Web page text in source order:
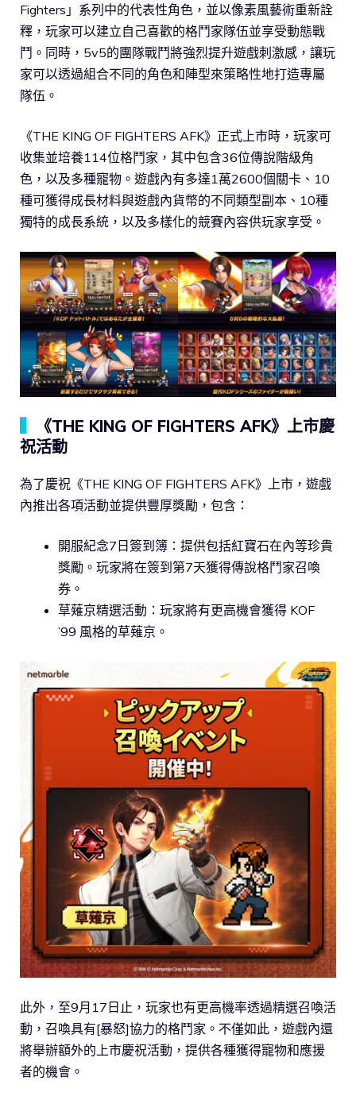
Fighters」系列中的代表性角色，並以像素風藝術重新詮
釋，玩家可以建立自己喜歡的格鬥家隊伍並享受動態戰
鬥。同時，5v5的團隊戰鬥將強烈提升遊戲刺激感，讓玩
家可以透過組合不同的角色和陣型來策略性地打造專屬
隊伍。
《THE KING OF FIGHTERS AFK》正式上市時，玩家可
收集並培養114位格鬥家，其中包含36位傳說階級角
色，以及多種寵物。遊戲內有多達1萬2600個關卡、10
種可獲得成長材料與遊戲內貨幣的不同類型副本、10種
獨特的成長系統，以及多樣化的競賽內容供玩家享受。
《THE KING OF FIGHTERS AFK》上市慶
祝活動
為了慶祝《THE KING OF FIGHTERS AFK》上市，遊戲
內推出各項活動並提供豐厚獎勵，包含：
開服紀念7日簽到簿：提供包括紅寶石在內等珍貴
獎勵。玩家將在簽到第7天獲得傳說格鬥家召喚
券。
草薙京精選活動：玩家將有更高機會獲得 KOF
’99 風格的草薙京。
此外，至9月17日止，玩家也有更高機率透過精選召喚活
動，召喚具有[暴怒]協力的格鬥家。不僅如此，遊戲內還
將舉辦額外的上市慶祝活動，提供各種獲得寵物和應援
者的機會。